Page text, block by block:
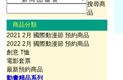
商品分類
2021 2月 國際動漫節 預約商品
2022 2月 國際動漫節 預約商品
創意 T恤
電影套票
最新預約商品
動畫精品系列